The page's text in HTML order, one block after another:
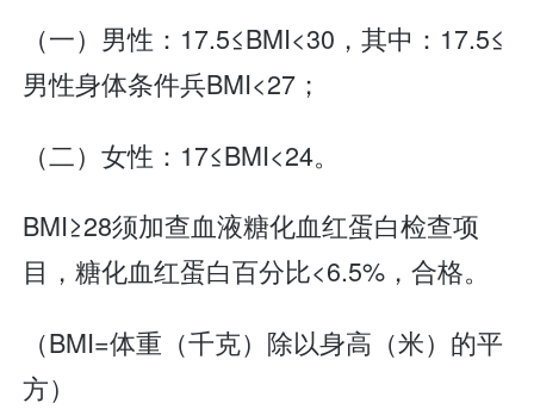
（一）男性：17.5≤BMI<30，其中：17.5≤
男性身体条件兵BMI<27；
（二）女性：17≤BMI<24。
BMI≥28须加查血液糖化血红蛋白检查项
目，糖化血红蛋白百分比<6.5%，合格。
（BMI=体重（千克）除以身高（米）的平
方）